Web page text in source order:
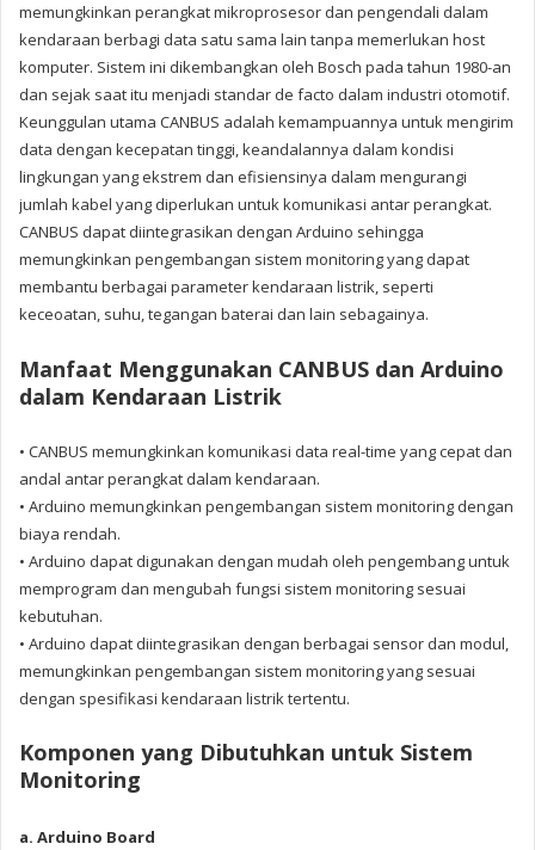
memungkinkan perangkat mikroprosesor dan pengendali dalam
kendaraan berbagi data satu sama lain tanpa memerlukan host
komputer. Sistem ini dikembangkan oleh Bosch pada tahun 1980-an
dan sejak saat itu menjadi standar de facto dalam industri otomotif.
Keunggulan utama CANBUS adalah kemampuannya untuk mengirim
data dengan kecepatan tinggi, keandalannya dalam kondisi
lingkungan yang ekstrem dan efisiensinya dalam mengurangi
jumlah kabel yang diperlukan untuk komunikasi antar perangkat.
CANBUS dapat diintegrasikan dengan Arduino sehingga
memungkinkan pengembangan sistem monitoring yang dapat
membantu berbagai parameter kendaraan listrik, seperti
keceoatan, suhu, tegangan baterai dan lain sebagainya.
Manfaat Menggunakan CANBUS dan Arduino
dalam Kendaraan Listrik
• CANBUS memungkinkan komunikasi data real-time yang cepat dan
andal antar perangkat dalam kendaraan.
• Arduino memungkinkan pengembangan sistem monitoring dengan
biaya rendah.
• Arduino dapat digunakan dengan mudah oleh pengembang untuk
memprogram dan mengubah fungsi sistem monitoring sesuai
kebutuhan.
• Arduino dapat diintegrasikan dengan berbagai sensor dan modul,
memungkinkan pengembangan sistem monitoring yang sesuai
dengan spesifikasi kendaraan listrik tertentu.
Komponen yang Dibutuhkan untuk Sistem
Monitoring
a. Arduino Board